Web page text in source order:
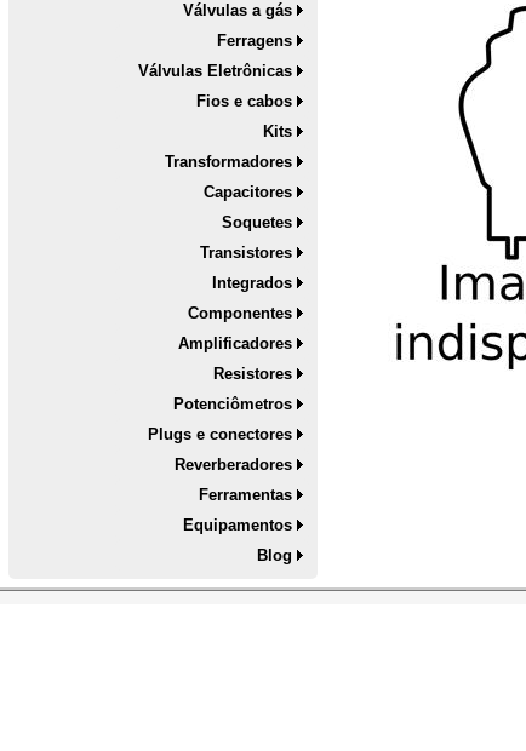
Válvulas a gás
Ferragens
Válvulas Eletrônicas
Fios e cabos
Kits
Transformadores
Capacitores
Soquetes
Transistores
Integrados
Componentes
Amplificadores
Resistores
Potenciômetros
Plugs e conectores
Reverberadores
Ferramentas
Equipamentos
Blog